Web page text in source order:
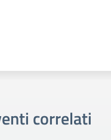
correlati